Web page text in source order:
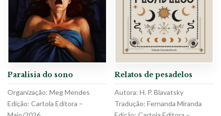
Paralisia do sono
Organização: Meg Mendes
Edição: Cartola Editora –
Relatos de pesadelos
Autora: H. P. Blavatsky
Tradução: Fernanda Miranda